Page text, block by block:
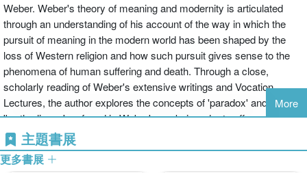
Weber. Weber's theory of meaning and modernity is articulated
through an understanding of his account of the way in which the
pursuit of meaning in the modern world has been shaped by the
loss of Western religion and how such pursuit gives sense to the
phenomena of human suffering and death. Through a close,
scholarly reading of Weber's extensive writings and Vocation
Lectures, the author explores the concepts of 'paradox' and
'brotherliness' as found in Weber's work, in order to offer an original
exposition of Weber's actual theory of how meaning and
meaninglessness work in the modern world. In addition to making a
substantial and highly original contribution to the sociology of
More
主題書展
更多書展